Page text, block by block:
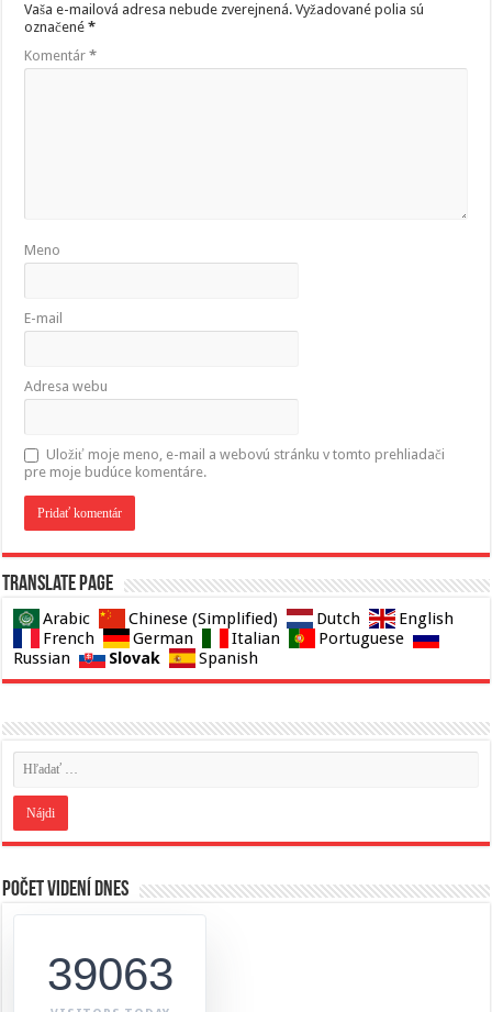
Vaša e-mailová adresa nebude zverejnená. Vyžadované polia sú
označené*
Komentár*
Meno
E-mail
Adresa webu
Uložiť moje meno, e-mail a webovú stránku v tomto prehliadači
pre moje budúce komentáre.
Translate page
Arabic Chinese (Simplified) Dutch
English
French
German Italian
Portuguese
Russian
Slovak Spanish
Počet videní dnes
39063